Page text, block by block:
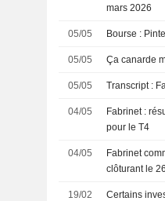
mars 2026
05/05 Bourse :
05/05 Ça canarde
05/05 Transcript :
04/05
Fabrinet :
pour le T4
04/05
Fabrinet
clôturant le
19/02
Certains